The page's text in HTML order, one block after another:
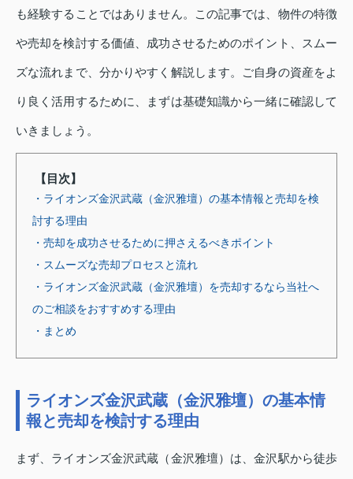
も経験することではありません。この記事では、物件の特徴
や売却を検討する価値、成功させるためのポイント、スムー
ズな流れまで、分かりやすく解説します。ご自身の資産をよ
り良く活用するために、まずは基礎知識から一緒に確認して
いきましょう。
【目次】
・ライオンズ金沢武蔵（金沢雅壇）の基本情報と売却を検
討する理由
・売却を成功させるために押さえるべきポイント
・スムーズな売却プロセスと流れ
・ライオンズ金沢武蔵（金沢雅壇）を売却するなら当社へ
のご相談をおすすめする理由
・まとめ
ライオンズ金沢武蔵（金沢雅壇）の基本情
報と売却を検討する理由
まず、ライオンズ金沢武蔵（金沢雅壇）は、金沢駅から徒歩